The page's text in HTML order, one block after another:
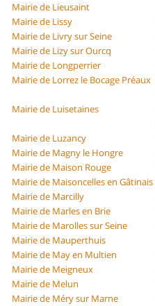
Mairie de Lieusaint
Mairie de Lissy
Mairie de Livry sur Seine
Mairie de Lizy sur Ourcq
Mairie de Longperrier
Mairie de Lorrez le Bocage Préaux
Mairie de Luisetaines
Mairie de Luzancy
Mairie de Magny le Hongre
Mairie de Maison Rouge
Mairie de Maisoncelles en Gâtinais
Mairie de Marcilly
Mairie de Marles en Brie
Mairie de Marolles sur Seine
Mairie de Mauperthuis
Mairie de May en Multien
Mairie de Meigneux
Mairie de Melun
Mairie de Méry sur Marne